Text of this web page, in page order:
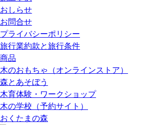
おしらせ
お問合せ
プライバシーポリシー
旅行業約款と旅行条件
商品
木のおもちゃ（オンラインストア）
森とあそぼう
木育体験・ワークショップ
木の学校（予約サイト）
おくたまの森